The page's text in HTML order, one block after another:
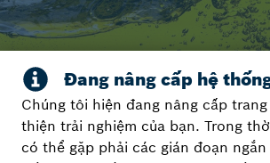
Quản lý nhiên liệu
Chúng tôi hiện đang nâng cấp
thiện trải nghiệm của bạn. Trong
có thể gặp phải các gián đoạn